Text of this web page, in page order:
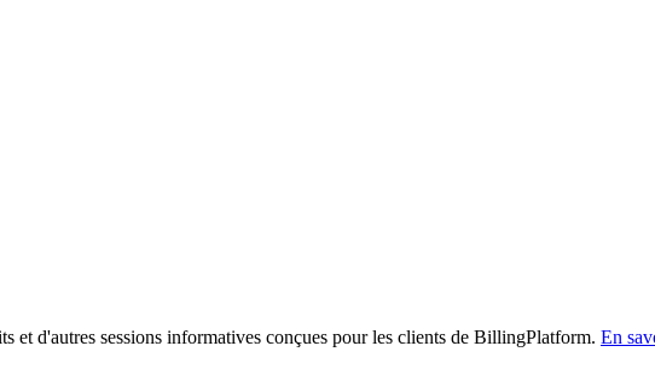
et d'autres sessions informatives conçues pour les clients de BillingPlatform. En